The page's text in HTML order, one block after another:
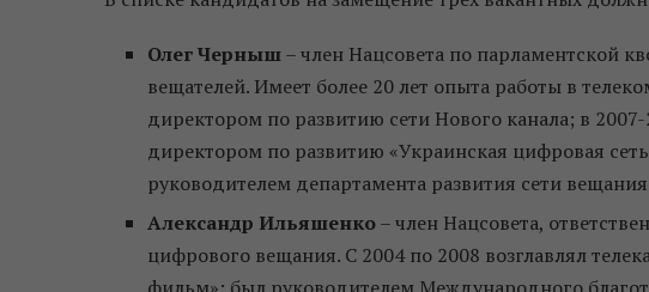
Олег Черныш– член Нацсовета по парламентской
вещателей. Имеет более 20 лет опыта работы в
директором по развитию сети Нового канала; в
директором по развитию «Украинская цифровая
руководителем департамента развития сети
Александр Ильяшенко– член Нацсовета,
цифрового вещания. С 2004 по 2008 возглавлял